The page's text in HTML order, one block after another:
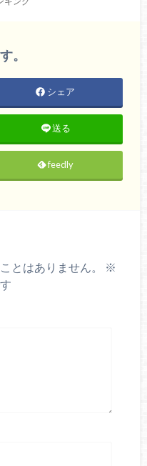
。
シェア
送る
feedly
とはありません。
※